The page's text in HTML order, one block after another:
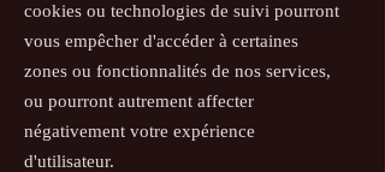
cookies ou technologies de suivi pourront
vous empêcher d'accéder à certaines
zones ou fonctionnalités de nos services,
ou pourront autrement affecter
négativement votre expérience
d'utilisateur.